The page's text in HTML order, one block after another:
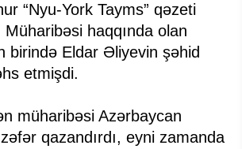
“Nyu-York Tayms” qəzeti
haqqında olan
birində Eldar Əliyevin şəhid
etmişdi.
müharibəsi Azərbaycan
qazandırdı, eyni zamanda